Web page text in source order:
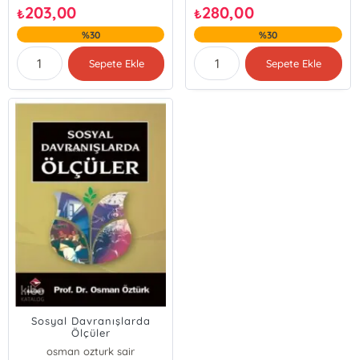
₺203,00
%30
Sepete Ekle
₺280,00
%30
Sepete Ekle
Sosyal Davranışlarda
Ölçüler
osman ozturk sair